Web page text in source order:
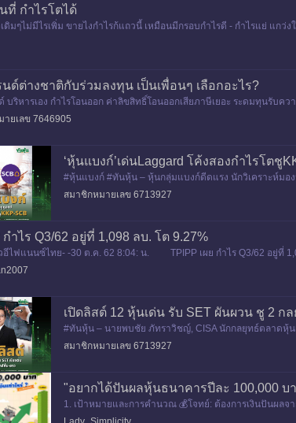
ที่ กำไรโตได้
ดิมๆไม่มีไรเพิ่ม ขายไงกำไรก้แถวนี้ เหมือนมีกรอบกำไรดี - กำไรแย่ แก
น
ด์ต่างชาติกับร่วมลงทุน เป็นเพื่อนๆ เลือกอะไร?
บริหารเอง กำไรโอนออก ค่าลิขสิทธิ์โอนออกเสียภาษีเยอะ ระดมทุนรับ
หนา
ยเลข 7646905
‘หุ้นแบงก์’เด่นLaggard โค้งสองกำไรโตชู
#หุ้นแบงก์ #ทันหุ้น – หุ้นกลุ่มแบงก์ดีดแรง นักวิเคราะห์มอ
ไตรมาส 2/2569 โต YoY ด้านกสิกรไท
สมาชิกหมายเลข 6713927
กำไร Q3/62 อยู่ที่ 1,098 ลบ. โต 9.27%
อีไฟแนนซ์ไทย- -30 ต.ค. 62 8:04: น. TPIPP เผย กำไร Q3/62 อยู่ที่
เปิดลิสต์ 12 หุ้นเด่น รับ SET ผันผวน ชู 2 ก
#ทันหุ้น – นายพบชัย ภัทราวิชญ์, CISA นักกลยุทธ์ตลาดหุ้
นภาวะที่ตลาดมีความร้อนแรงเช่นนี้ ทำ
สมาชิกหมายเลข 6713927
"อยากได้ปันผลหุ้นธนาคารปีละ 100,000 บ
1. เป้าหมายและการคำนวณ 💰โจทย์: ต้องการเงินปันผ
อ้างอิงจากอัตราปันผลย้อนหลังปี 2568 หลักการแ